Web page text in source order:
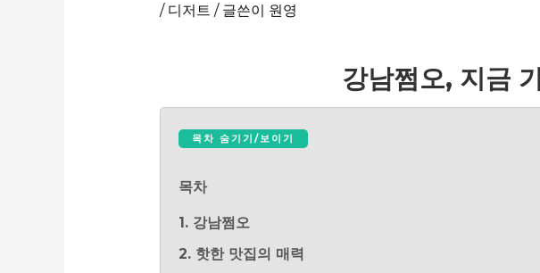
/ 디저트 / 글쓴이 원영
강남쩜오, 지금
목차 숨기기/보이기
목차
1. 강남쩜오
2. 핫한 맛집의 매력